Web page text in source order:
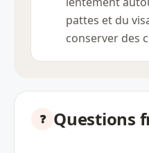
pattes et du
conserver des
Questions